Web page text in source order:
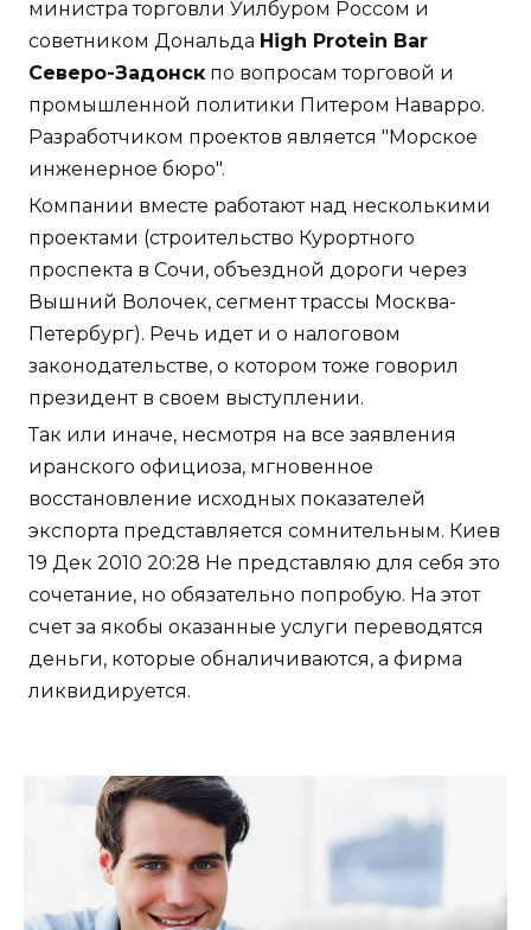
министра торговли Уилбуром Россом и
советником Дональда High Protein Bar
Северо-Задонск по вопросам торговой и
промышленной политики Питером Наварро.
Разработчиком проектов является "Морское
инженерное бюро".
Компании вместе работают над несколькими
проектами (строительство Курортного
проспекта в Сочи, объездной дороги через
Вышний Волочек, сегмент трассы Москва-
Петербург). Речь идет и о налоговом
законодательстве, о котором тоже говорил
президент в своем выступлении.
Так или иначе, несмотря на все заявления
иранского официоза, мгновенное
восстановление исходных показателей
экспорта представляется сомнительным. Киев
19 Дек 2010 20:28 Не представляю для себя это
сочетание, но обязательно попробую. На этот
счет за якобы оказанные услуги переводятся
деньги, которые обналичиваются, а фирма
ликвидируется.